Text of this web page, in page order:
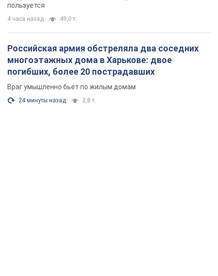
пользуется
4 часа назад 49,0 т.
Российская армия обстреляла два соседних
многоэтажных дома в Харькове: двое
погибших, более 20 пострадавших
Враг умышленно бьет по жилым домам
24 минуты назад 2,8 т.